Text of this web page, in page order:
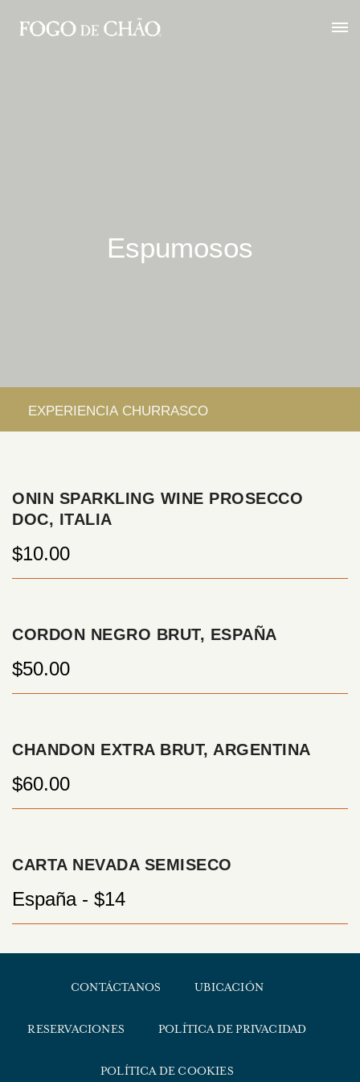
Espumosos
ONIN SPARKLING WINE PROSECCO
DOC, ITALIA
$10.00
CORDON NEGRO BRUT, ESPAÑA
$50.00
CHANDON EXTRA BRUT, ARGENTINA
$60.00
CARTA NEVADA SEMISECO
España - $14
CONTÁCTANOS UBICACIÓN
RESERVACIONES POLÍTICA DE PRIVACIDAD
POLÍTICA DE COOKIES